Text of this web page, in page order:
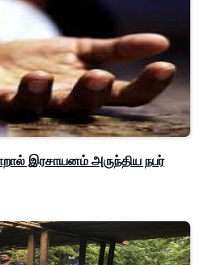
இரசாயனம் அருந்திய நபர்